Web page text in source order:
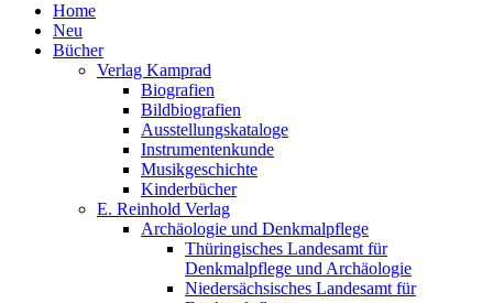
Home
Neu
Bücher
Verlag Kamprad
Biografien
Bildbiografien
Ausstellungskataloge
Instrumentenkunde
Musikgeschichte
Kinderbücher
E. Reinhold Verlag
Archäologie und Denkmalpflege
Thüringisches Landesamt für
Denkmalpflege und Archäologie
Niedersächsisches Landesamt für